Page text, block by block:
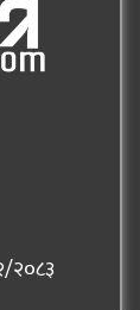
२०८३